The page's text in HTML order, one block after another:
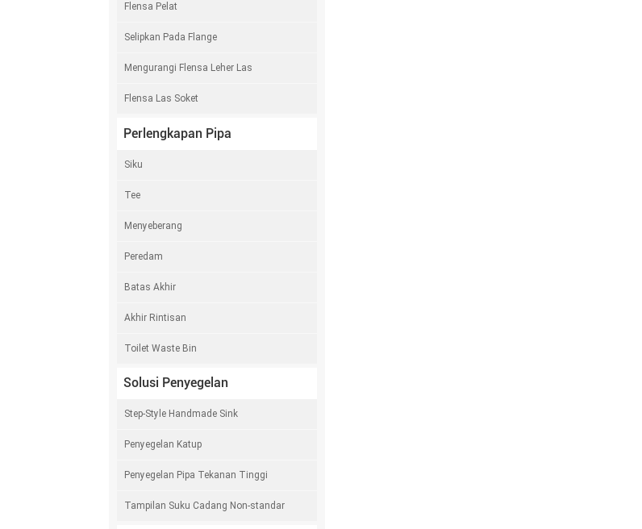
Flensa Pelat
Selipkan Pada Flange
Mengurangi Flensa Leher Las
Flensa Las Soket
Perlengkapan Pipa
Siku
Tee
Menyeberang
Peredam
Batas Akhir
Akhir Rintisan
Toilet Waste Bin
Solusi Penyegelan
Step-Style Handmade Sink
Penyegelan Katup
Penyegelan Pipa Tekanan Tinggi
Tampilan Suku Cadang Non-standar